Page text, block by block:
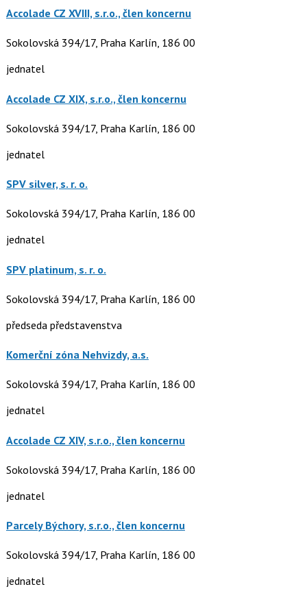
Accolade CZ XVIII, s.r.o., člen koncernu
Sokolovská 394/17, Praha Karlín, 186 00
jednatel
Accolade CZ XIX, s.r.o., člen koncernu
Sokolovská 394/17, Praha Karlín, 186 00
jednatel
SPV silver, s. r. o.
Sokolovská 394/17, Praha Karlín, 186 00
jednatel
SPV platinum, s. r. o.
Sokolovská 394/17, Praha Karlín, 186 00
předseda představenstva
Komerční zóna Nehvizdy, a.s.
Sokolovská 394/17, Praha Karlín, 186 00
jednatel
Accolade CZ XIV, s.r.o., člen koncernu
Sokolovská 394/17, Praha Karlín, 186 00
jednatel
Parcely Býchory, s.r.o., člen koncernu
Sokolovská 394/17, Praha Karlín, 186 00
jednatel